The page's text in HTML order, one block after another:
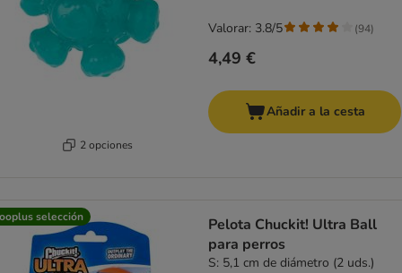
2 opciones
4,49 €
Valorar: 3.8/5 (94)
Añadir a la cesta
selección
Pelota Chuckit! Ultra Ball
para perros
S: 5,1 cm de diámetro (2 uds.)